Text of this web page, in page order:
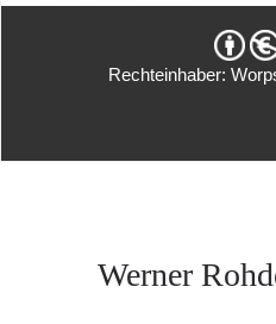
Rechteinhaber:
Werner